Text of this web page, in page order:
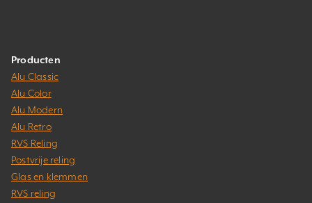
Producten
Alu Classic
Alu Color
Alu Modern
Alu Retro
RVS Reling
Postvrije reling
Glas en klemmen
RVS reling